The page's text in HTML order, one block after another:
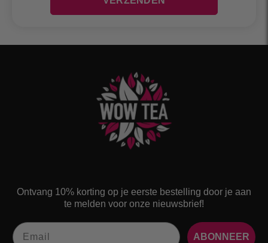
Ontvang 10% korting op je eerste bestelling door je aan
te melden voor onze nieuwsbrief!
Email
ABONNEER